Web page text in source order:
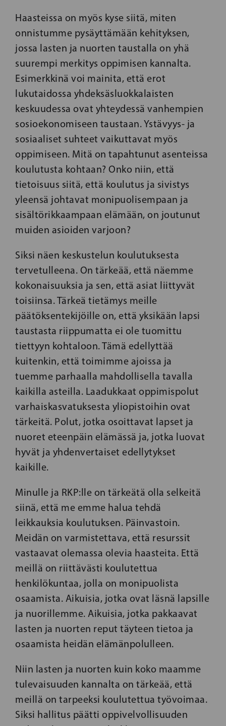
Haasteissa on myös kyse siitä, miten
onnistumme pysäyttämään kehityksen,
jossa lasten ja nuorten taustalla on yhä
suurempi merkitys oppimisen kannalta.
Esimerkkinä voi mainita, että erot
lukutaidossa yhdeksäsluokkalaisten
keskuudessa ovat yhteydessä vanhempien
sosioekonomiseen taustaan. Ystävyys- ja
sosiaaliset suhteet vaikuttavat myös
oppimiseen. Mitä on tapahtunut asenteissa
koulutusta kohtaan? Onko niin, että
tietoisuus siitä, että koulutus ja sivistys
yleensä johtavat monipuolisempaan ja
sisältörikkaampaan elämään, on joutunut
muiden asioiden varjoon?
Siksi näen keskustelun koulutuksesta
tervetulleena. On tärkeää, että näemme
kokonaisuuksia ja sen, että asiat liittyvät
toisiinsa. Tärkeä tietämys meille
päätöksentekijöille on, että yksikään lapsi
taustasta riippumatta ei ole tuomittu
tiettyyn kohtaloon. Tämä edellyttää
kuitenkin, että toimimme ajoissa ja
tuemme parhaalla mahdollisella tavalla
kaikilla asteilla. Laadukkaat oppimispolut
varhaiskasvatuksesta yliopistoihin ovat
tärkeitä. Polut, jotka osoittavat lapset ja
nuoret eteenpäin elämässä ja, jotka luovat
hyvät ja yhdenvertaiset edellytykset
kaikille.
Minulle ja RKP:lle on tärkeätä olla selkeitä
siinä, että me emme halua tehdä
leikkauksia koulutuksen. Päinvastoin.
Meidän on varmistettava, että resurssit
vastaavat olemassa olevia haasteita. Että
meillä on riittävästi koulutettua
henkilökuntaa, jolla on monipuolista
osaamista. Aikuisia, jotka ovat läsnä lapsille
ja nuorillemme. Aikuisia, jotka pakkaavat
lasten ja nuorten reput täyteen tietoa ja
osaamista heidän elämänpolulleen.
Niin lasten ja nuorten kuin koko maamme
tulevaisuuden kannalta on tärkeää, että
meillä on tarpeeksi koulutettua työvoimaa.
Siksi hallitus päätti oppivelvollisuuden